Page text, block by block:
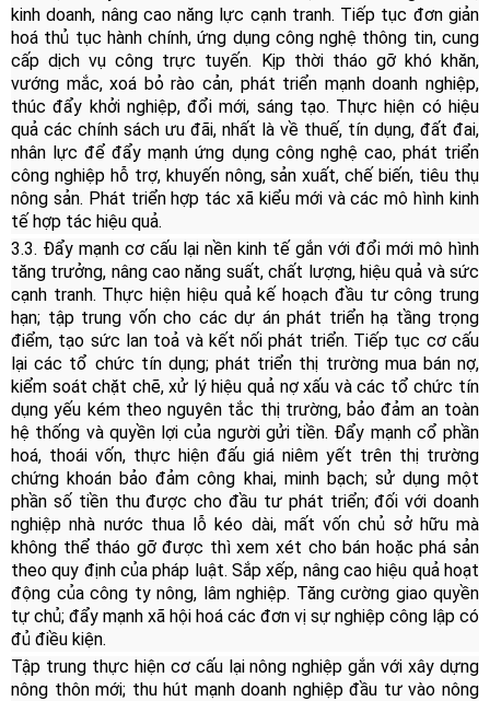
kinh doanh, nâng cao năng lực cạnh tranh. Tiếp tục đơn giản
hoá thủ tục hành chính, ứng dụng công nghệ thông tin, cung
cấp dịch vụ công trực tuyến. Kịp thời tháo gỡ khó khăn,
vướng mắc, xoá bỏ rào cản, phát triển mạnh doanh nghiệp,
thúc đẩy khởi nghiệp, đổi mới, sáng tạo. Thực hiện có hiệu
quả các chính sách ưu đãi, nhất là về thuế, tín dụng, đất đai,
nhân lực để đẩy mạnh ứng dụng công nghệ cao, phát triển
công nghiệp hỗ trợ, khuyến nông, sản xuất, chế biến, tiêu thụ
nông sản. Phát triển hợp tác xã kiểu mới và các mô hình kinh
tế hợp tác hiệu quả.
3.3. Đẩy mạnh cơ cấu lại nền kinh tế gắn với đổi mới mô hình
tăng trưởng, nâng cao năng suất, chất lượng, hiệu quả và sức
cạnh tranh. Thực hiện hiệu quả kế hoạch đầu tư công trung
hạn; tập trung vốn cho các dự án phát triển hạ tầng trọng
điểm, tạo sức lan toả và kết nối phát triển. Tiếp tục cơ cấu
lại các tổ chức tín dụng; phát triển thị trường mua bán nợ,
kiểm soát chặt chẽ, xử lý hiệu quả nợ xấu và các tổ chức tín
dụng yếu kém theo nguyên tắc thị trường, bảo đảm an toàn
hệ thống và quyền lợi của người gửi tiền. Đẩy mạnh cổ phần
hoá, thoái vốn, thực hiện đấu giá niêm yết trên thị trường
chứng khoán bảo đảm công khai, minh bạch; sử dụng một
phần số tiền thu được cho đầu tư phát triển; đối với doanh
nghiệp nhà nước thua lỗ kéo dài, mất vốn chủ sở hữu mà
không thể tháo gỡ được thì xem xét cho bán hoặc phá sản
theo quy định của pháp luật. Sắp xếp, nâng cao hiệu quả hoạt
động của công ty nông, lâm nghiệp. Tăng cường giao quyền
tự chủ; đẩy mạnh xã hội hoá các đơn vị sự nghiệp công lập có
đủ điều kiện.
Tập trung thực hiện cơ cấu lại nông nghiệp gắn với xây dựng
nông thôn mới; thu hút mạnh doanh nghiệp đầu tư vào nông